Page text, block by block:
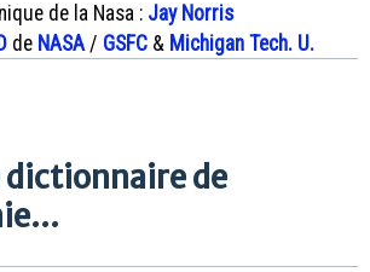
de la Nasa : Jay Norris
de NASA/ GSFC & Michigan Tech. U.
dictionnaire de